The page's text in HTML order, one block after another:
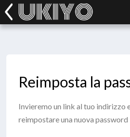
Reimposta la
Invieremo un link al tuo indirizzo
reimpostare una nuova password